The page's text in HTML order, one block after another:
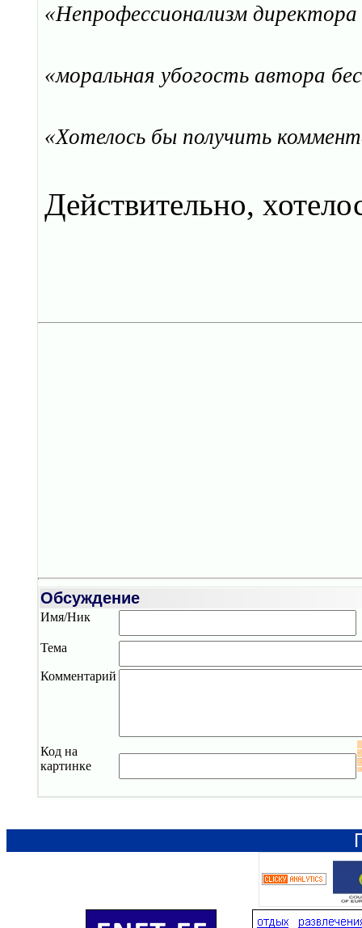
«Непрофессионализм директора
«моральная убогость автора
«Хотелось бы получить
Действительно,
Обсуждение
Имя/Ник
Тема
Комментарий
Код на
картинке